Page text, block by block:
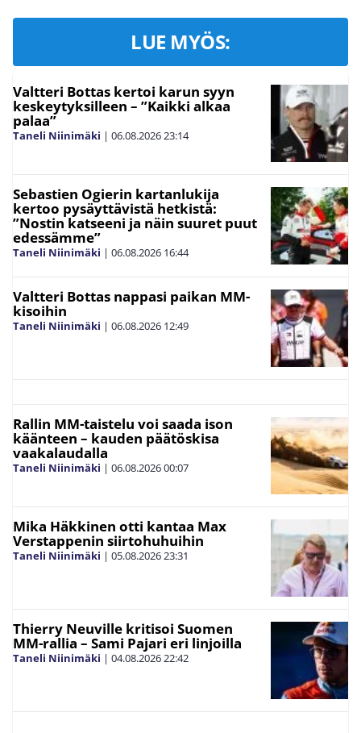
LUE MYÖS:
Valtteri Bottas kertoi karun syyn
keskeytyksilleen – ”Kaikki alkaa
palaa”
Taneli Niinimäki | 06.08.202623:14
Sebastien Ogierin kartanlukija
kertoo pysäyttävistä hetkistä:
”Nostin katseeni ja näin suuret puut
edessämme”
Taneli Niinimäki | 06.08.2026 16:44
Valtteri Bottas nappasi paikan MM-
kisoihin
Taneli Niinimäki | 06.08.2026 12:49
Rallin MM-taistelu voi saada ison
käänteen – kauden päätöskisa
vaakalaudalla
Taneli Niinimäki | 06.08.202600:07
Mika Häkkinen otti kantaa Max
Verstappenin siirtohuhuihin
Taneli Niinimäki | 05.08.202623:31
Thierry Neuville kritisoi Suomen
MM-rallia – Sami Pajari eri linjoilla
Taneli Niinimäki | 04.08.202622:42